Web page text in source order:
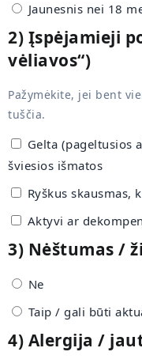
Jaunesnis nei 18
2) Įspėjamieji
vėliavos“)
Pažymėkite, jei bent
tuščia.
Gelta (pageltusios
šviesios išmatos
Ryškus skausmas,
Aktyvi ar
3) Nėštumas /
Ne
Taip / gali būti
4) Alergija /